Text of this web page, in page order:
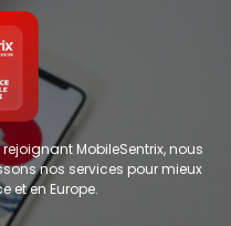
MobileSentrix, nous
nos services pour mieux
et en Europe.